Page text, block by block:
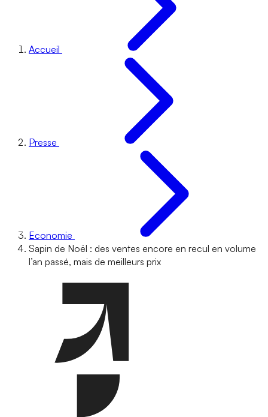
Accueil
Presse
Economie
Sapin de Noël : des ventes encore en recul en volume
l’an passé, mais de meilleurs prix